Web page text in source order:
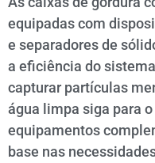
equipadas com
e separadores de
a eficiência do
capturar partículas
água limpa siga para
equipamentos
base nas